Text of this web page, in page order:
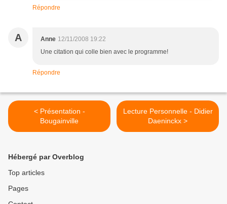
Répondre
A Anne 12/11/2008 19:22
Une citation qui colle bien avec le programme!
Répondre
< Présentation -
Bougainville
Lecture Personnelle - Didier
Daeninckx >
Hébergé par Overblog
Top articles
Pages